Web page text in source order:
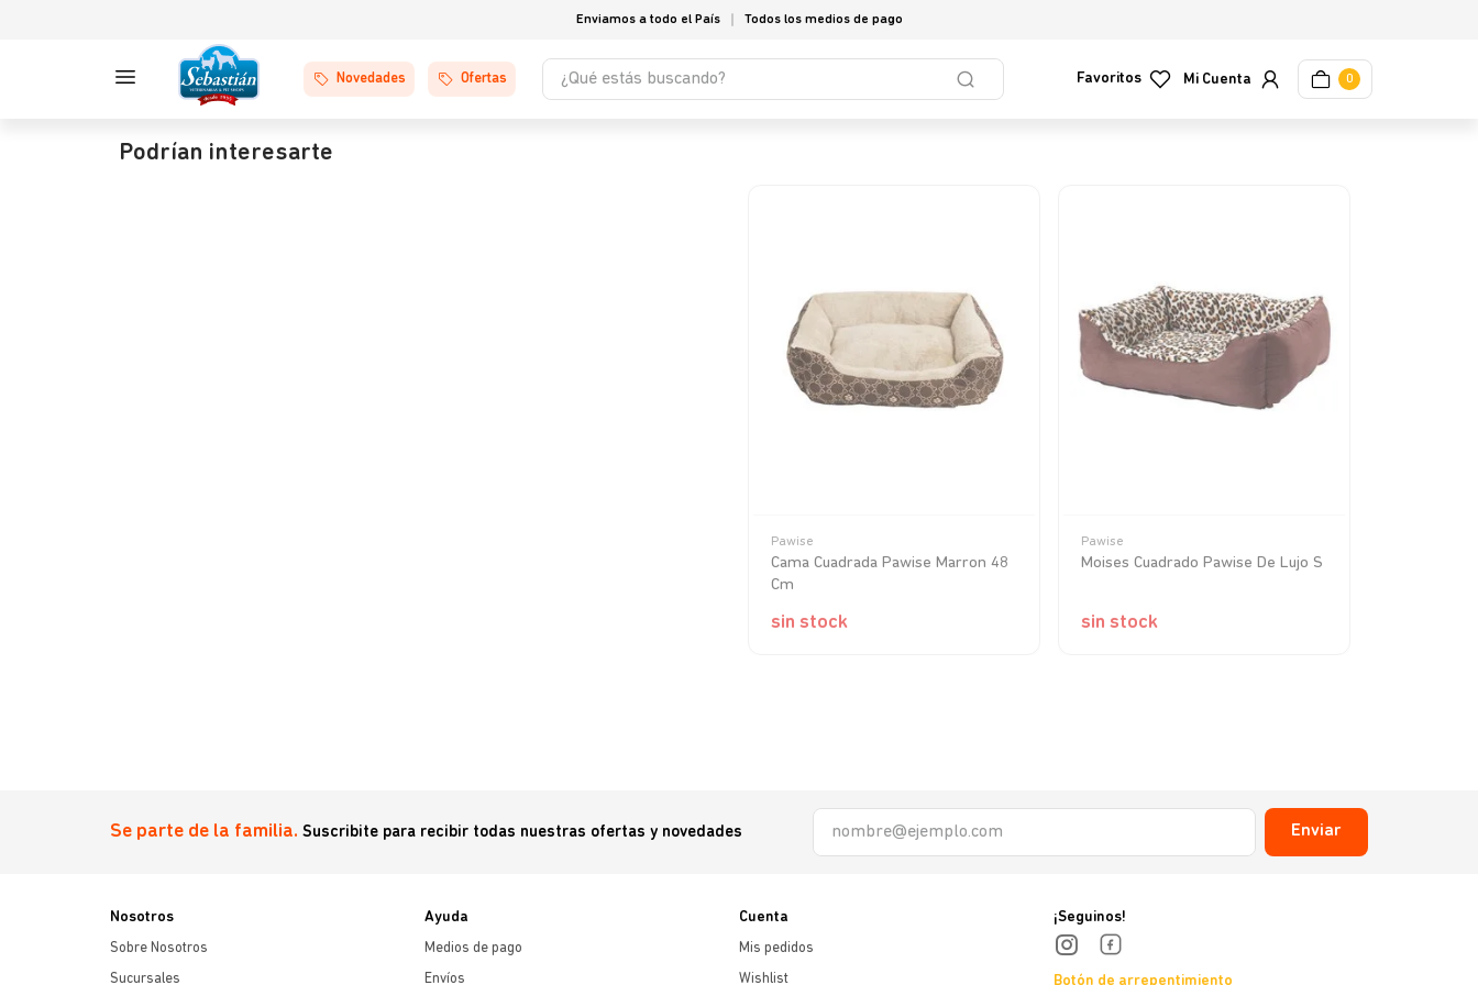
Enviamos a todo el País Todos los medios de pago
Novedades Ofertas
¿Qué estás buscando?
Favoritos 0
Podrían interesarte
Pawise
Cama Cuadrada Pawise Marron 48
Cm
sin stock
Pawise
Moises Cuadrado Pawise De Lujo S
sin stock
Se parte de la familia. Suscribite para recibir todas nuestras ofertas y novedades Enviar
Nosotros
Sobre Nosotros
Sucursales
Ayuda
Medios de pago
Envíos
Cuenta
Mis pedidos
Wishlist
¡Seguinos!
Botón de arrepentimiento